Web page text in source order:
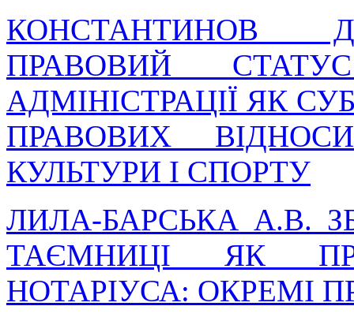
КОНСТАНТИНОВ
ПРАВОВИЙ
АДМІНІСТРАЦІЇ ЯК
ПРАВОВИХ
КУЛЬТУРИ І СПОРТУ
ЛИЛА-БАРСЬКА А.В.
ТАЄМНИЦІ ЯК
НОТАРІУСА: ОКРЕМІ